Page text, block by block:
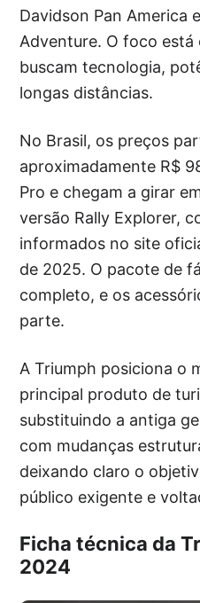
Davidson Pan America
Adventure. O foco está
buscam tecnologia,
longas distâncias.
No Brasil, os preços
aproximadamente R$
Pro e chegam a girar
versão Rally Explorer,
informados no site
de 2025. O pacote de
completo, e os
parte.
A Triumph posiciona o
principal produto de
substituindo a antiga
com mudanças
deixando claro o
público exigente e
Ficha técnica da
2024